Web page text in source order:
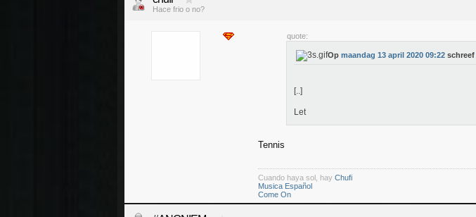
Hace frio o no?
quote:
Op maandag 13 april 2020 09:22 schreef
[..]
Let
Tennis
Cuando haya sol, hay Chufi
Musica Español
Come On